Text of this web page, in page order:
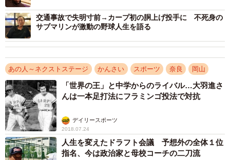
交通事故で失明寸前→カープ初の胴上げ投手に 不死身の
サブマリンが激動の野球人生を語る
あの人～ネクストステージ かんさい スポーツ 奈良 岡山
「世界の王」と中学からのライバル…大羽進さ
んは一本足打法にフラミンゴ投法で対抗
デイリースポーツ
2018.07.24
人生を変えたドラフト会議 予想外の全体１位
指名、今は政治家と母校コーチの二刀流